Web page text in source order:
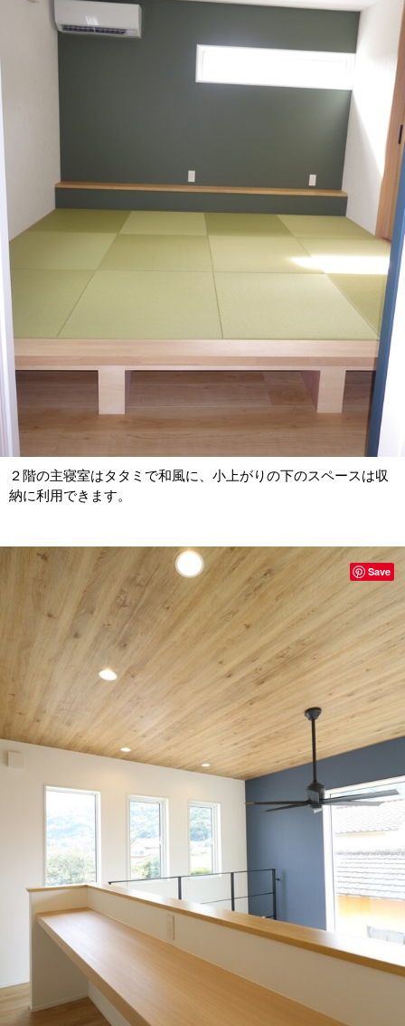
２階の主寝室はタタミで和風に、小上がりの下のスペースは収
納に利用できます。
Save